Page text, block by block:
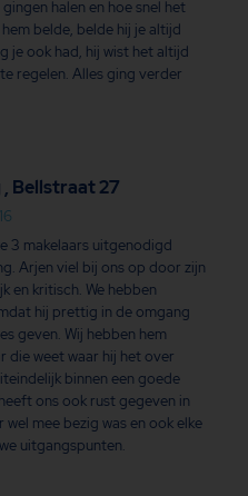
halen en hoe snel het
belde, belde hij je altijd
je ook had, hij wist het altijd
regelen. Alles ging verder
Bellstraat 27
3 makelaars uitgenodigd
Arjen viel bij ons op door zijn
en kritisch. We hebben
hij prettig in de omgang
geven. Wij hebben hem
die weet waar hij het over
binnen een goede
ons ook rust gegeven in
mee bezig was en ook elke
uitgangspunten.